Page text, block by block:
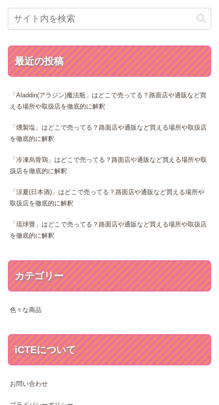
最近の投稿
「Aladdin(アラジン)魔法瓶」はどこで売ってる？路面店や通販など買
える場所や取扱店を徹底的に解釈
「燻製塩」はどこで売ってる？路面店や通販など買える場所や取扱店
を徹底的に解釈
「冷凍烏骨鶏」はどこで売ってる？路面店や通販など買える場所や取
扱店を徹底的に解釈
「涼夏(日本酒)」はどこで売ってる？路面店や通販など買える場所や
取扱店を徹底的に解釈
「琉球畳」はどこで売ってる？路面店や通販など買える場所や取扱店
を徹底的に解釈
カテゴリー
色々な商品
iCTEについて
お問い合わせ